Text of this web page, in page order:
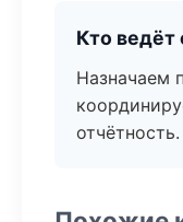
Кто ведёт
Назначаем
отчётность.